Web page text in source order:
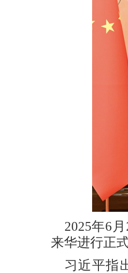
2025年6
来华进行正
习近平指